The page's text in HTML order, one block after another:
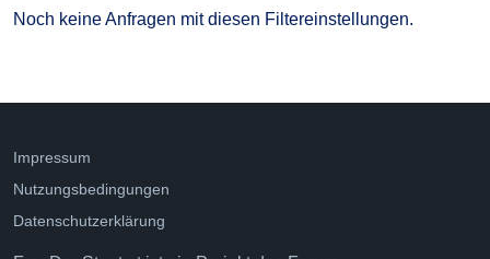
Noch keine Anfragen mit diesen Filtereinstellungen.
Impressum
Nutzungsbedingungen
Datenschutzerklärung